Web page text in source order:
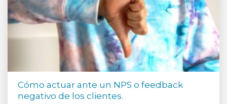
Cómo actuar ante un NPS o feedback
negativo de los clientes.